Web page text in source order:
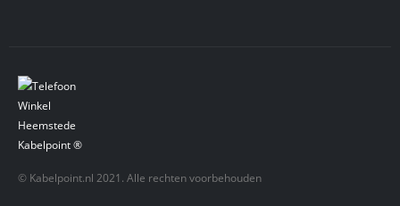
© Kabelpoint.nl 2021. Alle rechten voorbehouden